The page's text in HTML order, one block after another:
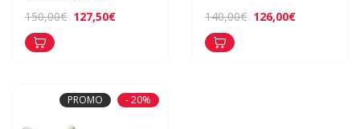
150,00€ 127,50€ 140,00€ 126,00€
PROMO - 20%